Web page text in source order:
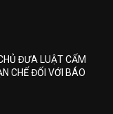
ĐƯA LUẬT CẤM
CHẾ ĐỐI VỚI BÁO